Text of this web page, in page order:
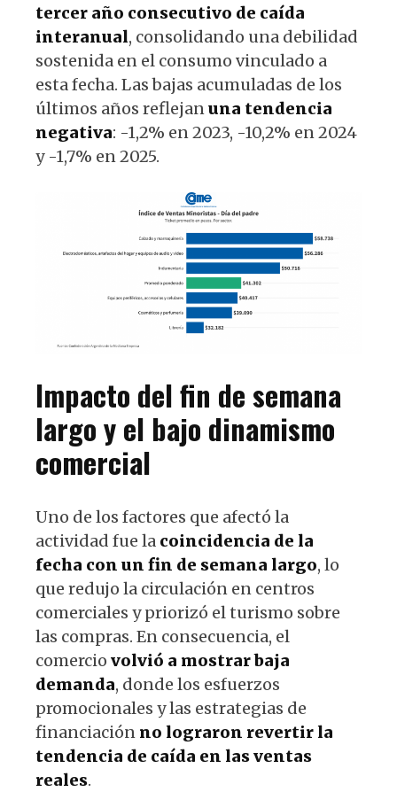
tercer año consecutivo de caída
interanual, consolidando una debilidad
sostenida en el consumo vinculado a
esta fecha. Las bajas acumuladas de los
últimos años reflejanuna tendencia
negativa: -1,2% en 2023, -10,2% en 2024
y -1,7% en 2025.
Impacto del fin de semana
largo y el bajo dinamismo
comercial
Uno de los factores que afectó la
actividad fue la coincidencia de la
fecha con un fin de semana largo, lo
que redujo la circulación en centros
comerciales y priorizó el turismo sobre
las compras. En consecuencia, el
comercio volvió a mostrar baja
demanda, donde los esfuerzos
promocionales y las estrategias de
financiación no lograron revertir la
tendencia de caída en las ventas
reales.